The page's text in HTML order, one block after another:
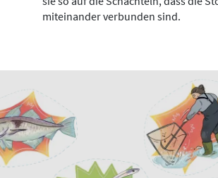
miteinander verbunden sind.